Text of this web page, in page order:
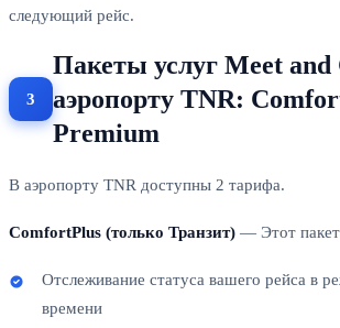
следующий рейс.
Пакеты услуг Meet and
аэропорту TNR:
Premium
В аэропорту TNR доступны 2 тарифа.
ComfortPlus (только Транзит) — Этот пакет
Отслеживание статуса вашего рейса в
времени